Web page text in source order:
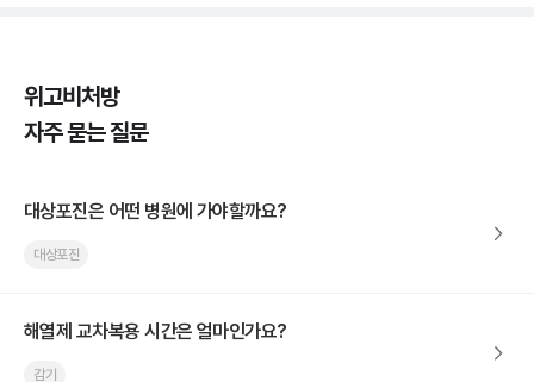
위고비처방
자주 묻는 질문
대상포진은 어떤 병원에 가야할까요?
대상포진
해열제 교차복용 시간은 얼마인가요?
감기